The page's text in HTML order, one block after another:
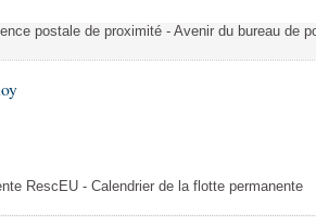
postale de proximité - Avenir du bureau de
RescEU - Calendrier de la flotte permanente